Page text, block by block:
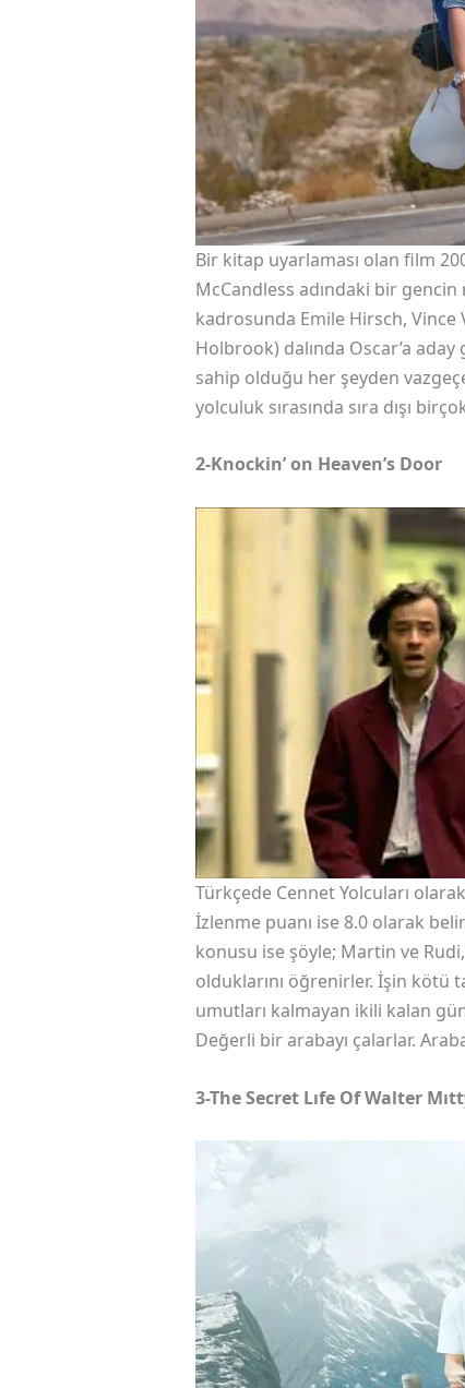
Bir kitap uyarlaması olan film
McCandless adındaki bir gencin
kadrosunda Emile Hirsch, Vince
Holbrook) dalında Oscar’a
sahip olduğu her şeyden
yolculuk sırasında sıra dışı
2-Knockin’ on Heaven’s Door
Türkçede Cennet Yolcuları
İzlenme puanı ise 8.0 olarak
konusu ise şöyle; Martin ve
olduklarını öğrenirler. İşin kötü
umutları kalmayan ikili kalan
Değerli bir arabayı çalarlar.
3-The Secret Lıfe Of Walter